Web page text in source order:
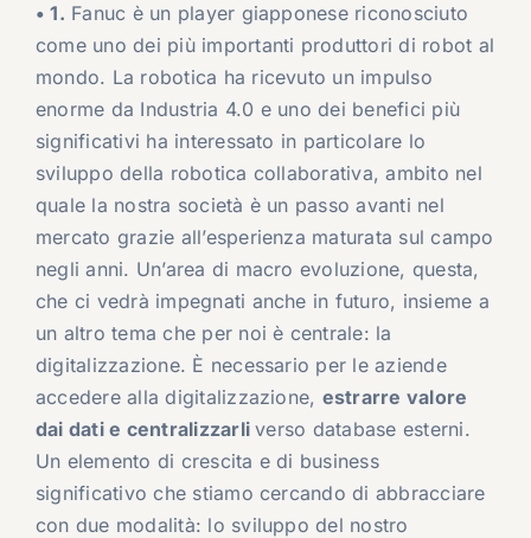
• 1. Fanuc è un player giapponese riconosciuto
come uno dei più importanti produttori di robot al
mondo. La robotica ha ricevuto un impulso
enorme da Industria 4.0 e uno dei benefici più
significativi ha interessato in particolare lo
sviluppo della robotica collaborativa, ambito nel
quale la nostra società è un passo avanti nel
mercato grazie all’esperienza maturata sul campo
negli anni. Un’area di macro evoluzione, questa,
che ci vedrà impegnati anche in futuro, insieme a
un altro tema che per noi è centrale: la
digitalizzazione. È necessario per le aziende
accedere alla digitalizzazione, estrarre valore
dai dati e centralizzarliverso database esterni.
Un elemento di crescita e di business
significativo che stiamo cercando di abbracciare
con due modalità: lo sviluppo del nostro